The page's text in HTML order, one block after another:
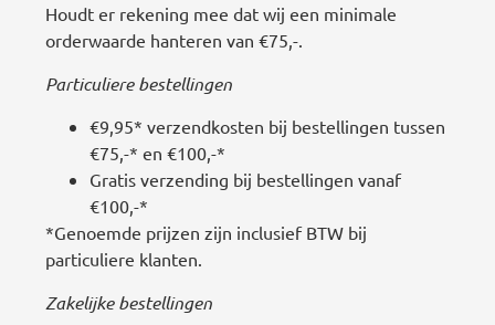
Houdt er rekening mee dat wij een minimale
orderwaarde hanteren van €75,-.
Particuliere bestellingen
€9,95* verzendkosten bij bestellingen tussen
€75,-* en €100,-*
Gratis verzending bij bestellingen vanaf
€100,-*
*Genoemde prijzen zijn inclusief BTW bij
particuliere klanten.
Zakelijke bestellingen